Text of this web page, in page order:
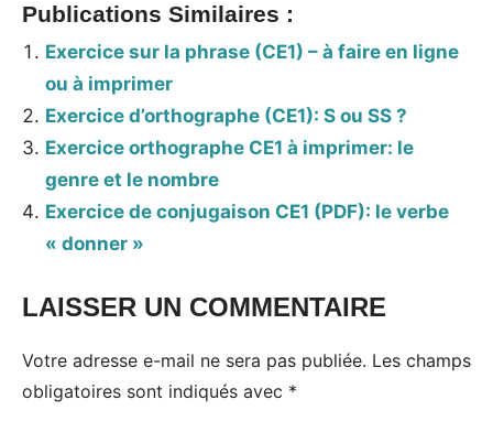
Publications Similaires :
Exercice sur la phrase (CE1) – à faire en ligne
ou à imprimer
Exercice d’orthographe (CE1): S ou SS ?
Exercice orthographe CE1 à imprimer: le
genre et le nombre
Exercice de conjugaison CE1 (PDF): le verbe
« donner »
LAISSER UN COMMENTAIRE
Votre adresse e-mail ne sera pas publiée. Les champs
obligatoires sont indiqués avec *